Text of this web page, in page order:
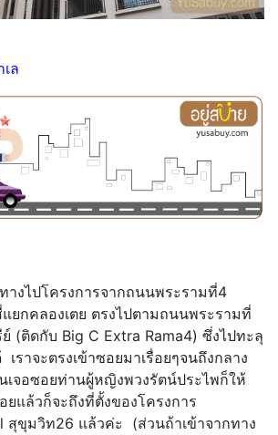
ล
างไปโครงการจากถนนพระรามที่4
ยกคลองเตย ตรงไปตามถนนพระรามที่
ย์ (ติดกับ Big C Extra Rama4) ซึ่งไปทะลุ
ราจะตรงเข้าซอยมาเรื่อยๆจนถึงกลาง
จอซอยท่านผู้หญิงพวงรัตน์ประไพก็ให้
ยแล้วก็จะถึงที่ตั้งของโครงการ
สุขุมวิท26 แล้วค่ะ (ส่วนถ้าเข้าจากทาง